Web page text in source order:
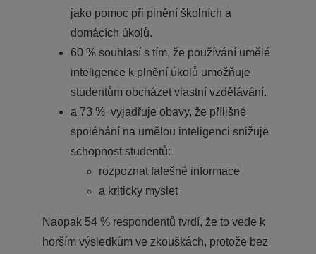
jako pomoc při plnění školních a
domácích úkolů.
60 % souhlasí s tím, že používání umělé
inteligence k plnění úkolů umožňuje
studentům obcházet vlastní vzdělávání.
a 73 % vyjadřuje obavy, že přílišné
spoléhání na umělou inteligenci snižuje
schopnost studentů:
rozpoznat falešné informace
a kriticky myslet
Naopak 54 % respondentů tvrdí, že to vede k
horším výsledkům ve zkouškách, protože bez